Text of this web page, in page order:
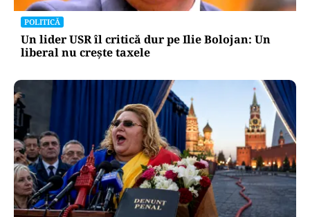
POLITICĂ
Un lider USR îl critică dur pe Ilie Bolojan: Un
liberal nu crește taxele